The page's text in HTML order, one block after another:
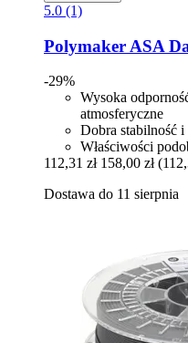
5.0 (1)
Polymaker ASA
-29%
Wysoka
atmosferyczne
Dobra stabilność i
Właściwości
112,31 zł 158,00 zł
Dostawa do 11 sierpnia